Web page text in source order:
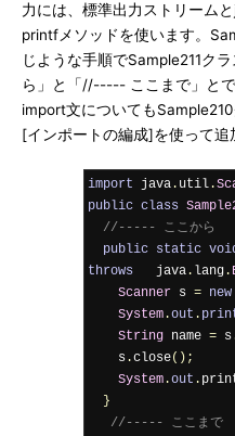
力には、標準出力ストリーム
printfメソッドを使います。
じような手順でSample211ク
ら」と「//----- ここまで」と
import文についても
[インポートの編成]を使って追
import java. util.
public class
//----- ここから
public
static
throws
   java
. lang.
Scanner s = new
System.out .
String name = s
    s
.close();
System.out .
}
//----- ここまで